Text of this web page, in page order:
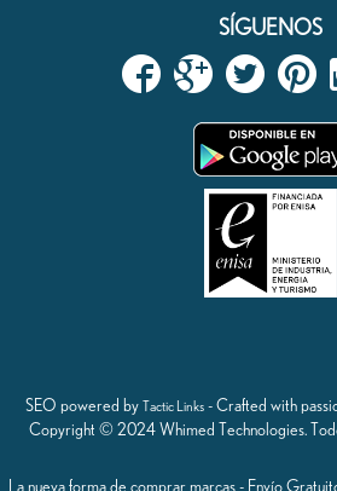
SÍGUENOS
SEO powered by Tactic Links - Crafted with
Copyright © 2024 Whimed Technologies.
La nueva forma de comprar marcas - Envío